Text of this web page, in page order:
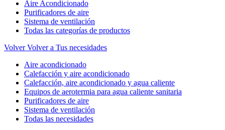
Aire Acondicionado
Purificadores de aire
Sistema de ventilación
Todas las categorías de productos
Volver Volver a Tus necesidades
Aire acondicionado
Calefacción y aire acondicionado
Calefacción, aire acondicionado y agua caliente
Equipos de aerotermia para agua caliente sanitaria
Purificadores de aire
Sistema de ventilación
Todas las necesidades